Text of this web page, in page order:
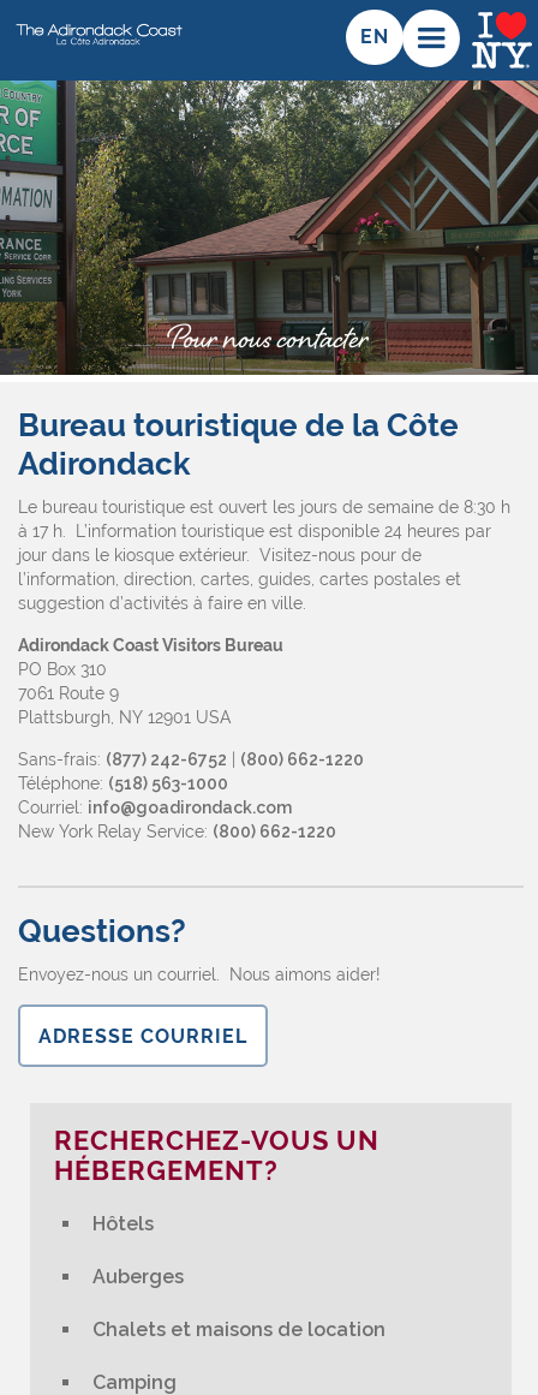
Pour nous contacter
Bureau touristique de la Côte
Adirondack
Le bureau touristique est ouvert les jours de semaine de 8:30 h
à 17 h. L’information touristique est disponible 24 heures par
jour dans le kiosque extérieur. Visitez-nous pour de
l’information, direction, cartes, guides, cartes postales et
suggestion d’activités à faire en ville.
Adirondack Coast Visitors Bureau
PO Box 310
7061 Route 9
Plattsburgh, NY 12901 USA
Sans-frais: (877) 242-6752
(800) 662-1220
Téléphone: (518) 563-1000
Courriel: info@goadirondack.com
New York Relay Service: (800) 662-1220
Questions?
Envoyez-nous un courriel. Nous aimons aider!
ADRESSE COURRIEL
RECHERCHEZ-VOUS UN
HÉBERGEMENT?
Hôtels
Auberges
Chalets et maisons de location
Camping
EN